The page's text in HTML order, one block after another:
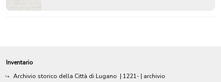
Inventario
Archivio storico della Città di Lugano | 1221- | archivio